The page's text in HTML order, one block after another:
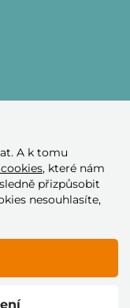
karty
A k tomu
, které nám
přizpůsobit
nesouhlasíte,